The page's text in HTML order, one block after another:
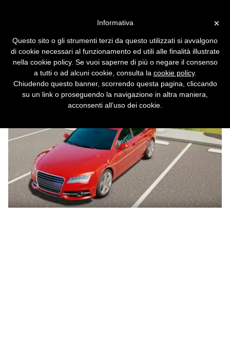
ricarica in cinque minuti
L'auto si ricaricherà più velocemente dello
smartphone.
×
Informativa
Questo sito o gli strumenti terzi da questo utilizzati si avvalgono
di cookie necessari al funzionamento ed utili alle finalità illustrate
nella cookie policy. Se vuoi saperne di più o negare il consenso
a tutti o ad alcuni cookie, consulta la cookie policy.
Chiudendo questo banner, scorrendo questa pagina, cliccando
su un link o proseguendo la navigazione in altra maniera,
acconsenti all’uso dei cookie.